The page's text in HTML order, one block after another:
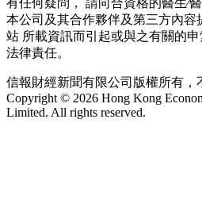
本公司及其合作夥伴及第三方內容
站 所載資訊而引起或與之有關的
法律責任。
信報財經新聞有限公司版權所有，
Copyright © 2026 Hong Kong
Limited. All rights reserved.